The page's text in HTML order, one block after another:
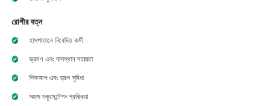
রোগীর যত্ন
হাসপাতালে নিবেদিত কর্মী
ভ্রমণ এবং বাসস্থান সহায়তা
পিকআপ এবং ড্রপ সুবিধা
সহজ ডকুমেন্টেশন প্রক্রিয়া